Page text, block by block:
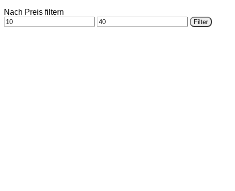
Nach Preis filtern
Min.
Preis
Max.
Preis
Filter